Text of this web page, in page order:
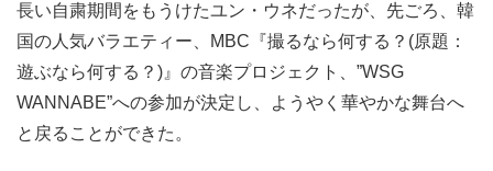
長い自粛期間をもうけたユン・ウネだったが、先ごろ、韓
国の人気バラエティー、MBC『撮るなら何する？(原題：
遊ぶなら何する？)』の音楽プロジェクト、”WSG
WANNABE”への参加が決定し、ようやく華やかな舞台へ
と戻ることができた。